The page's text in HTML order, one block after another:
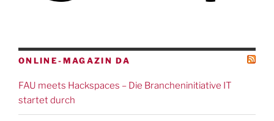
ONLINE-MAGAZIN DA
FAU meets Hackspaces – Die Brancheninitiative IT
startet durch